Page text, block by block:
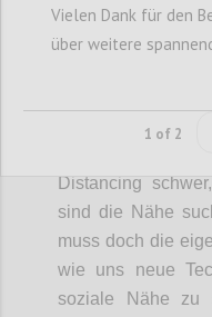
Author:
Das Framing
Distancing"
problematisch.
Technologien,
und
Distancing
sind die Nähe
muss doch die
wie uns neue
soziale Nähe zu
Vielen Dank für den
über weitere
1 of 2